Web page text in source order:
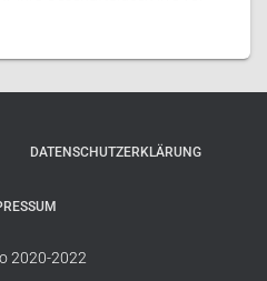
DATENSCHUTZERKLÄRUNG
2020-2022